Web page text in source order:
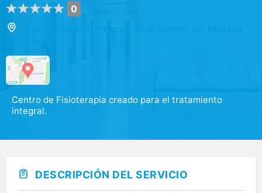
0
Centro de Fisioterapia creado para el tratamiento
integral.
DESCRIPCIÓN DEL SERVICIO